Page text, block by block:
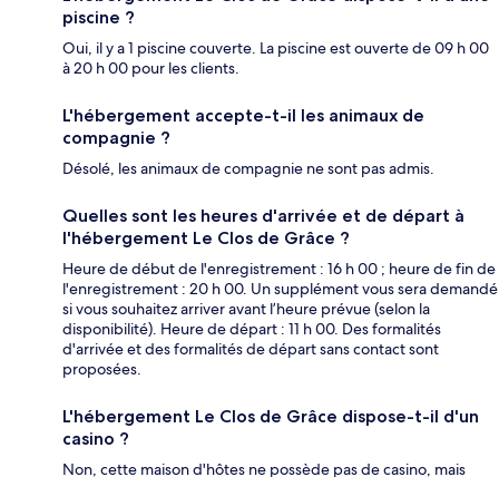
piscine ?
Oui, il y a 1 piscine couverte. La piscine est ouverte de 09 h 00
à 20 h 00 pour les clients.
L'hébergement accepte-t-il les animaux de
compagnie ?
Désolé, les animaux de compagnie ne sont pas admis.
Quelles sont les heures d'arrivée et de départ à
l'hébergement Le Clos de Grâce ?
Heure de début de l'enregistrement : 16 h 00 ; heure de fin de
l'enregistrement : 20 h 00. Un supplément vous sera demandé
si vous souhaitez arriver avant l’heure prévue (selon la
disponibilité). Heure de départ : 11 h 00. Des formalités
d'arrivée et des formalités de départ sans contact sont
proposées.
L'hébergement Le Clos de Grâce dispose-t-il d'un
casino ?
Non, cette maison d'hôtes ne possède pas de casino, mais